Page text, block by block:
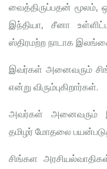
வைத்திருப்பதன் மூலம்,
இந்தியா, சீனா
ஸ்திரமற்ற நாடாக
இவர்கள் அனைவரும்
என்று விரும்புகிறார்கள்.
அவர்கள் அனைவரும்
தமிழர் மோதலை
சிங்கள